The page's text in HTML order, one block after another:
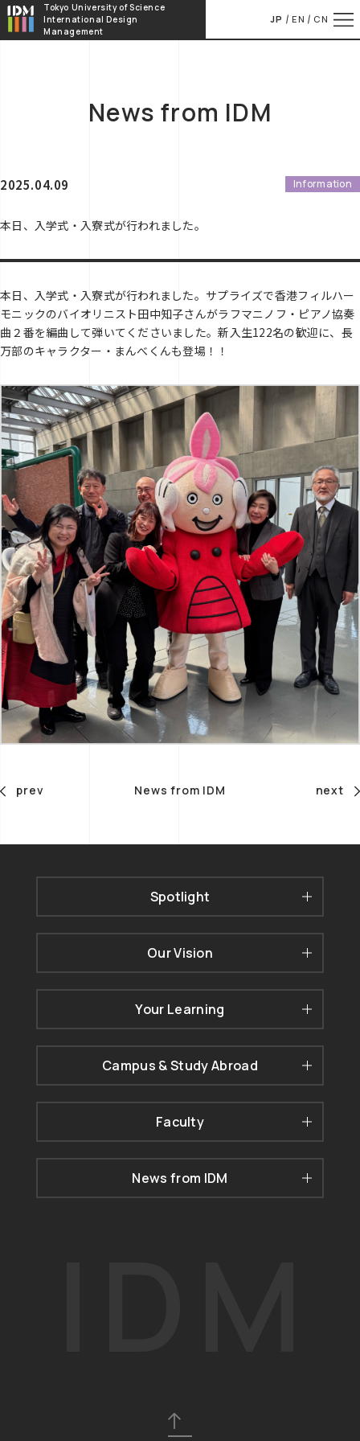
本文へ移動Tokyo University of Science
International Design
Management
JP EN CN
News from IDM
2025.04.09 Information
本日、入学式・入寮式が行われました。
本日、入学式・入寮式が行われました。サプライズで香港フィルハー
モニックのバイオリニスト田中知子さんがラフマニノフ・ピアノ協奏
曲２番を編曲して弾いてくださいました。新入生122名の歓迎に、長
万部のキャラクター・まんべくんも登場！！
prev next
News from IDM
Spotlight
Our Vision
Your Learning
Campus & Study Abroad
Faculty
News from IDM